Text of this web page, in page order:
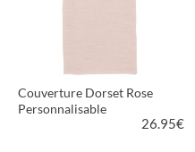
Couverture Dorset Rose
Personnalisable
26.95€